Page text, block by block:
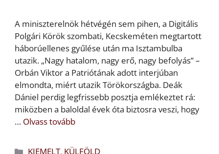
A miniszterelnök hétvégén sem pihen, a Digitális
Polgári Körök szombati, Kecskeméten megtartott
háborúellenes gyűlése után ma Isztambulba
utazik. „Nagy hatalom, nagy erő, nagy befolyás” –
Orbán Viktor a Patriótának adott interjúban
elmondta, miért utazik Törökországba. Deák
Dániel perdig legfrissebb posztja emlékeztet rá:
miközben a baloldal évek óta biztosra veszi, hogy
… Olvass tovább
Kategória
KIEMELT, KÜLFÖLD